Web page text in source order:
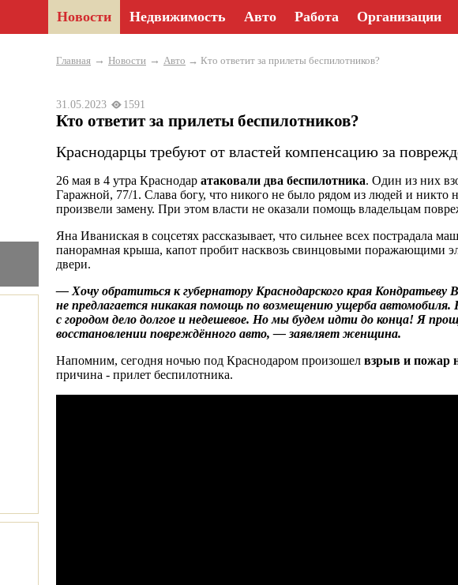
Новости Недвижимость Авто Работа Организации
Главная → Новости → Авто → Кто ответит за прилеты беспилотников?
31.05.2023 1591
Кто ответит за прилеты беспилотников?
Краснодарцы требуют от властей компенсацию за
26 мая в 4 утра Краснодар атаковали два беспилотника. Один из них
Гаражной, 77/1. Слава богу, что никого не было рядом из людей и никто
произвели замену. При этом власти не оказали помощь владельцам
Яна Иваниская в соцсетях рассказывает, что сильнее всех пострадала
панорамная крыша, капот пробит насквозь свинцовыми поражающими
двери.
— Хочу обратиться к губернатору Краснодарского края
не предлагается никакая помощь по возмещению ущерба
с городом дело долгое и недешевое. Но мы будем идти до конца! Я
восстановлении повреждённого авто, — заявляет женщина.
Напомним, сегодня ночью под Краснодаром произошел взрыв и пожар
причина - прилет беспилотника.